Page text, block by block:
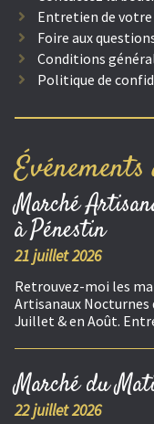
Entretien de
Foire aux
Conditions
Politique de
Marché
à Pénestin
21 juillet 2026
Retrouvez-moi les
Artisanaux Nocturnes
Juillet & en Août.
Marché du
22 juillet 2026